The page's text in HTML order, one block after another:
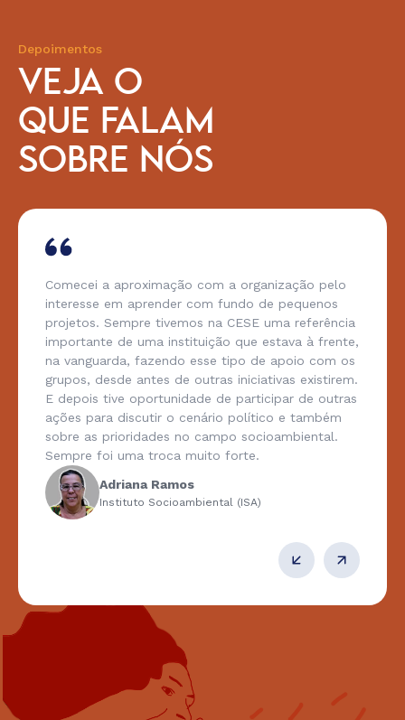
Depoimentos
VEJA O
QUE FALAM
SOBRE NÓS
Comecei a aproximação com a organização pelo
interesse em aprender com fundo de pequenos
projetos. Sempre tivemos na CESE uma referência
importante de uma instituição que estava à frente,
na vanguarda, fazendo esse tipo de apoio com os
grupos, desde antes de outras iniciativas existirem.
E depois tive oportunidade de participar de outras
ações para discutir o cenário político e também
sobre as prioridades no campo socioambiental.
Sempre foi uma troca muito forte.
Adriana Ramos
Instituto Socioambiental (ISA)